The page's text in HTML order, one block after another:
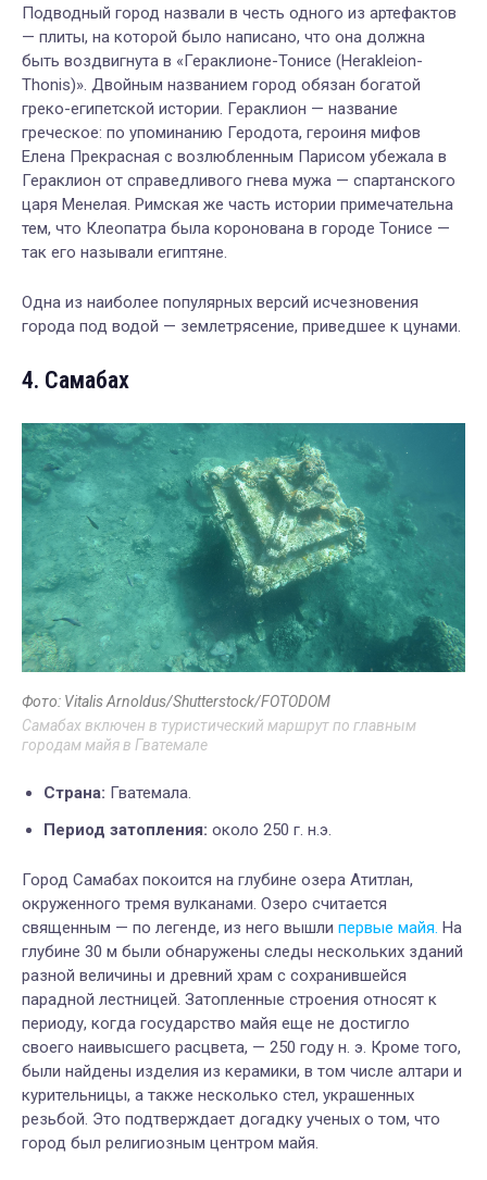
Подводный город назвали в честь одного из артефактов
— плиты, на которой было написано, что она должна
быть воздвигнута в «Гераклионе-Тонисе (Herakleion-
Thonis)». Двойным названием город обязан богатой
греко-египетской истории. Гераклион — название
греческое: по упоминанию Геродота, героиня мифов
Елена Прекрасная с возлюбленным Парисом убежала в
Гераклион от справедливого гнева мужа — спартанского
царя Менелая. Римская же часть истории примечательна
тем, что Клеопатра была коронована в городе Тонисе —
так его называли египтяне.
Одна из наиболее популярных версий исчезновения
города под водой — землетрясение, приведшее к цунами.
4. Самабах
Фото: Vitalis Arnoldus/Shutterstock/FOTODOM
Самабах включен в туристический маршрут по главным
городам майя в Гватемале
Страна: Гватемала.
Период затопления: около 250 г. н.э.
Город Самабах покоится на глубине озера Атитлан,
окруженного тремя вулканами. Озеро считается
священным — по легенде, из него вышли первые майя. На
глубине 30 м были обнаружены следы нескольких зданий
разной величины и древний храм с сохранившейся
парадной лестницей. Затопленные строения относят к
периоду, когда государство майя еще не достигло
своего наивысшего расцвета, — 250 году н. э. Кроме того,
были найдены изделия из керамики, в том числе алтари и
курительницы, а также несколько стел, украшенных
резьбой. Это подтверждает догадку ученых о том, что
город был религиозным центром майя.